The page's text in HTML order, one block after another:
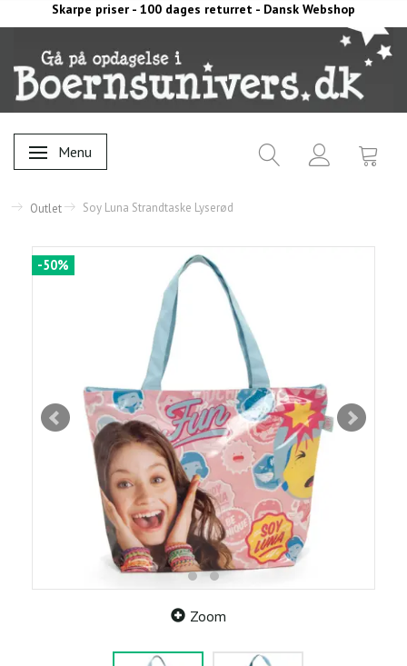
Skarpe priser - 100 dages returret - Dansk Webshop
Skifte navigation
Menu
Outlet Soy Luna Strandtaske Lyserød
-50%
Zoom